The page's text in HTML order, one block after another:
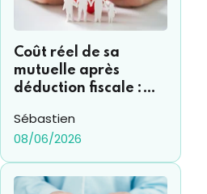
évolutions est donc
nécessaire.
Coût réel de sa
mutuelle après
déduction fiscale :
retrouver ?
Sébastien
08/06/2026